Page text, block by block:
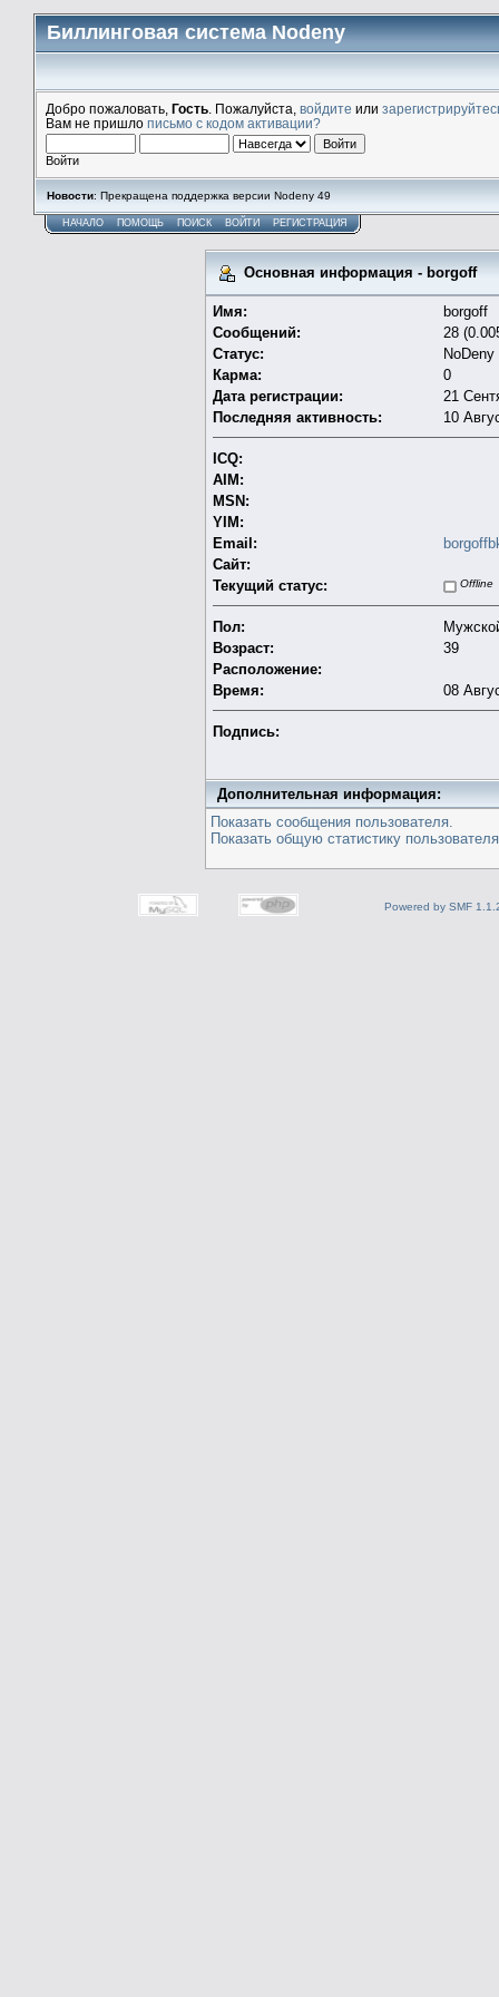
Биллинговая система Nodeny
Добро пожаловать, Гость . Пожалуйста, войдите или
Вам не пришло письмо с кодом активации?
Войти
Новости: Прекращена поддержка версии Nodeny 49
НАЧАЛО ПОМОЩЬ ПОИСК ВОЙТИ РЕГИСТРАЦИЯ
Основная информация - borgoff
Имя:
borgoff
Сообщений:
28
Статус:
NoDeny
Карма:
0
Дата регистрации:
21
Последняя активность:
10
ICQ:
AIM:
MSN:
YIM:
Email:
Сайт:
Текущий статус:
Offline
Пол:
Возраст:
39
Расположение:
Время:
08
Подпись:
Дополнительная информация:
Показать сообщения пользователя.
Показать общую статистику
Powered by SMF